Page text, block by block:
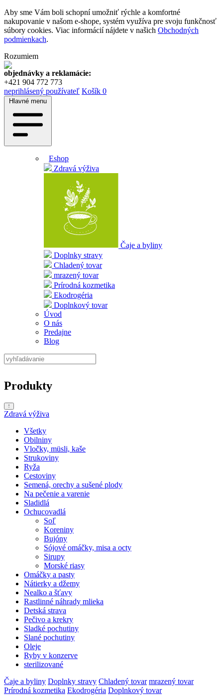
Aby sme Vám boli schopní umožniť rýchle a komfortné
nakupovanie v našom e-shope, systém využíva pre svoju funkčnosť
súbory cookies. Viac informácií nájdete v našich Obchodných
podmienkach.
Rozumiem
objednávky a reklamácie:
+421 904 772 773
neprihlásený používateľ Košík 0
Hlavné menu
Eshop
Zdravá výživa
Čaje a byliny
Doplnky stravy
Chladený tovar
mrazený tovar
Prírodná kozmetika
Ekodrogéria
Doplnkový tovar
Úvod
O nás
Predajne
Blog
Produkty
Zdravá výživa
Všetky
Obilniny
Vločky, müsli, kaše
Strukoviny
Ryža
Cestoviny
Semená, orechy a sušené plody
Na pečenie a varenie
Sladidlá
Ochucovadlá
Soľ
Koreniny
Bujóny
Sójové omáčky, misa a octy
Sirupy
Morské riasy
Omáčky a pasty
Nátierky a džemy
Nealko a šťavy
Rastlinné náhrady mlieka
Detská strava
Pečivo a krekry
Sladké pochutiny
Slané pochutiny
Oleje
Ryby v konzerve
sterilizované
Čaje a byliny Doplnky stravy Chladený tovar mrazený tovar
Prírodná kozmetika Ekodrogéria Doplnkový tovar